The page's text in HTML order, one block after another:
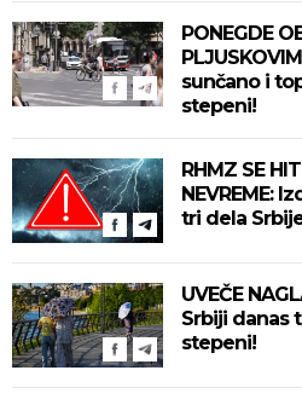
PONEGDE
sunčano i
stepeni!
RHMZ SE
NEVREME:
tri dela
UVEČE
Srbiji danas
stepeni!